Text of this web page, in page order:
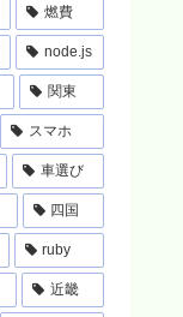
燃費
node.js
関東
スマホ
車選び
四国
ruby
近畿